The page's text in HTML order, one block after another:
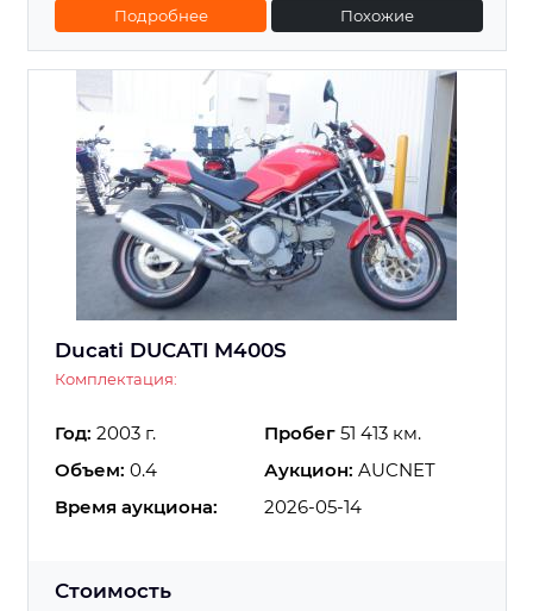
Подробнее Похожие
Ducati DUCATI M400S
Комплектация:
Год: 2003 г. Пробег 51 413 км.
Объем: 0.4 Аукцион: AUCNET
Время аукциона:
2026-05-14
Стоимость